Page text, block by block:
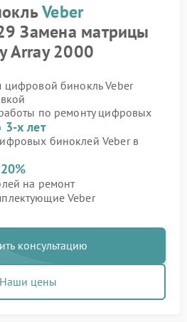
Veber
Замена матрицы
Array 2000
цифровой бинокль Veber
по ремонту цифровых
3-х лет
биноклей Veber в
20%
на ремонт
Veber
консультацию
Наши цены